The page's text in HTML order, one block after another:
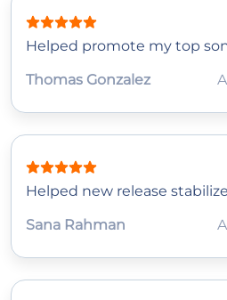
Helped promote my top
Thomas Gonzalez
Helped new release
Sana Rahman